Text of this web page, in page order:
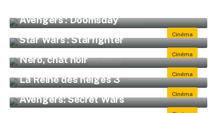
Avengers : Doomsday
Star Wars : Starfighter
Nero, chat noir
La Reine des neiges 3
Avengers: Secret Wars